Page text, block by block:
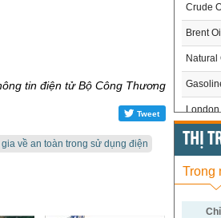
tin điện tử Bộ Công Thương
Tweet
về an toàn trong sử dụng điện
Crude
Brent
Natural
London
US
US
US
THỊ
Trong